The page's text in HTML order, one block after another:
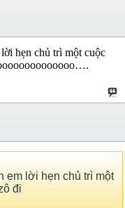
hẹn chủ trì một cuộc
em lời hẹn chủ trì một
đi